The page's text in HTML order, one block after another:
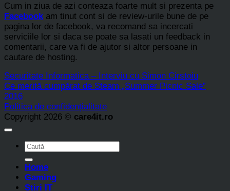
Cum in ziua de azi conteaza foarte mult si prezenta pe
Facebook am tinut cont si de review-urile bune de pe
pagina lor de facebook, va recomand sa incercati
serviciile lor si daca se poate sa lasati un feedback in
comentarii, care va fi de ajutor si altor persoane in
cautare de hosting.
Securitate Informatica – Interviu cu Simon Cirstoiu
Ce merită cumpărat de Steam „Summer Picnic Sale”
2016
Politica de confidențialitate
Copyright 2026 © care4it.ro
Home
Gaming
Stiri IT